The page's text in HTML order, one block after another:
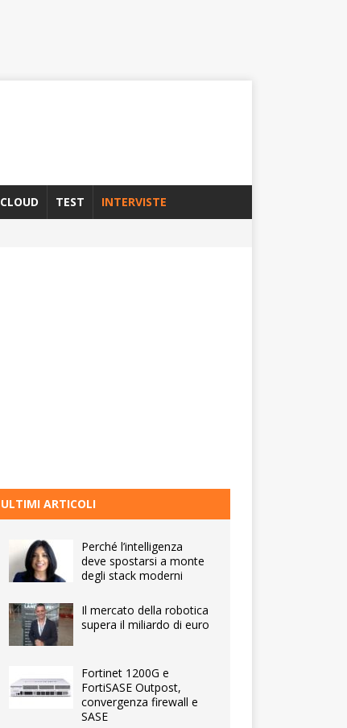
CLOUD TEST INTERVISTE
ULTIMI ARTICOLI
Perché l’intelligenza
deve spostarsi a monte
degli stack moderni
Il mercato della robotica
supera il miliardo di euro
Fortinet 1200G e
FortiSASE Outpost,
convergenza firewall e
SASE